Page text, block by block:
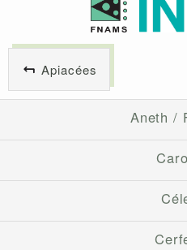
Apiacées
Aneth /